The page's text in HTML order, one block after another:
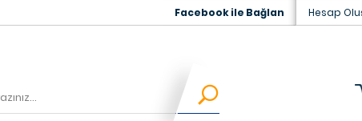
Hesap
Facebook ile Bağlan